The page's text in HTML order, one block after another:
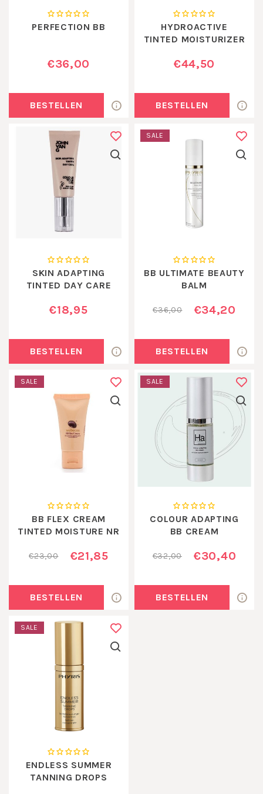
PERFECTION BB
€36,00
BESTELLEN
HYDROACTIVE
TINTED MOISTURIZER
€44,50
BESTELLEN
SKIN ADAPTING
TINTED DAY CARE
€18,95
BESTELLEN
SALE
BB ULTIMATE BEAUTY
BALM
€36,00 €34,20
BESTELLEN
SALE
BB FLEX CREAM
TINTED MOISTURE NR
€23,00 €21,85
BESTELLEN
SALE
COLOUR ADAPTING
BB CREAM
€32,00 €30,40
BESTELLEN
SALE
ENDLESS SUMMER
TANNING DROPS